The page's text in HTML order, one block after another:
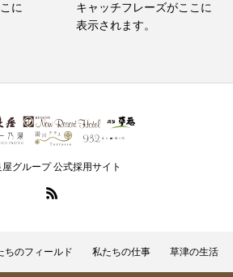
に
キャッチフレーズがここに
表示されます。
屋グループ 公式採用サイト
ちのフィールド 私たちの仕事 草津の生活